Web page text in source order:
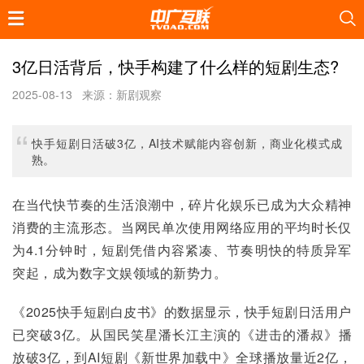
3亿日活背后，快手构建了什么样的短剧生态?
2025-08-13 来源：新剧观察
快手短剧日活破3亿，AI技术赋能内容创新，商业化模式成
熟。
在当代快节奏的生活浪潮中，碎片化娱乐已成为大众精神
消费的主流形态。当网民单次使用网络应用的平均时长仅
为4.1分钟时，短剧凭借内容紧凑、节奏明快的特质异军
突起，成为数字文娱领域的新势力。
《2025快手短剧白皮书》的数据显示，快手短剧日活用户
已突破3亿。从国民笑星潘长江主演的《进击的潘叔》播
放破3亿，到AI短剧《新世界加载中》全球播放量近2亿，